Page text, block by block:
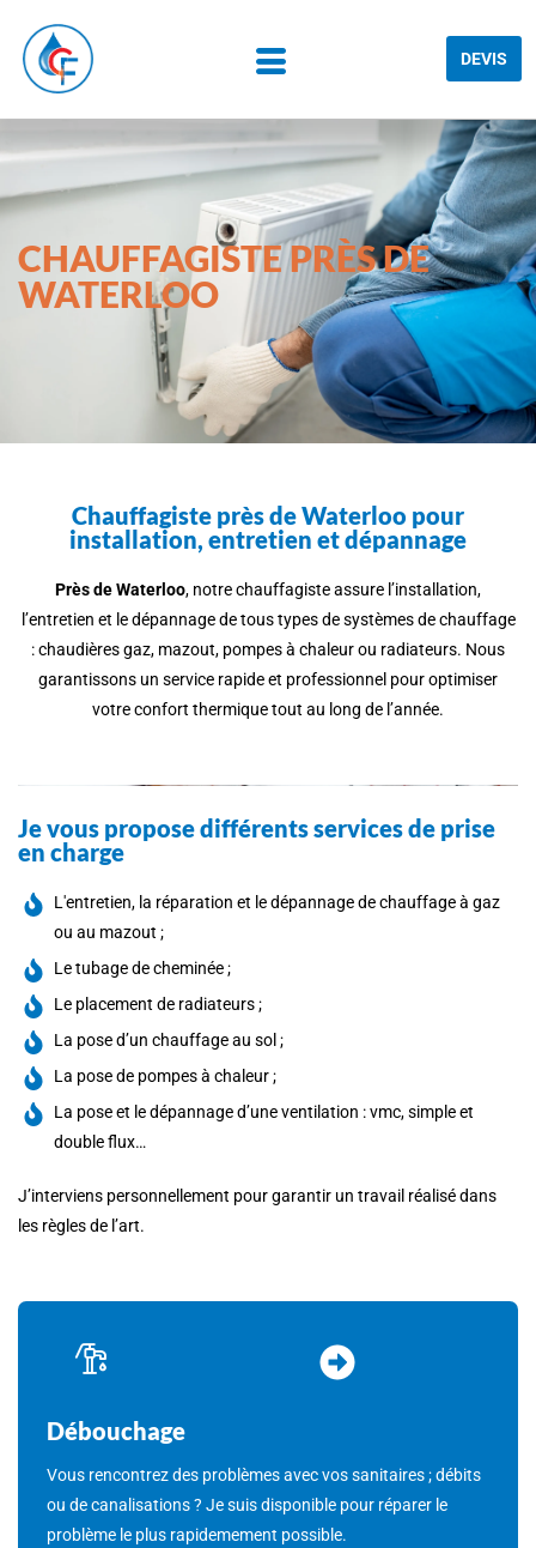
DEVIS
CHAUFFAGISTE PRÈS DE
WATERLOO
Chauffagiste près de Waterloo pour
installation, entretien et dépannage
Près de Waterloo, notre chauffagiste assure l’installation,
l’entretien et le dépannage de tous types de systèmes de chauffage
: chaudières gaz, mazout, pompes à chaleur ou radiateurs. Nous
garantissons un service rapide et professionnel pour optimiser
votre confort thermique tout au long de l’année.
Je vous propose différents services de prise
en charge
L'entretien, la réparation et le dépannage de chauffage à gaz
ou au mazout ;
Le tubage de cheminée ;
Le placement de radiateurs ;
La pose d’un chauffage au sol ;
La pose de pompes à chaleur ;
La pose et le dépannage d’une ventilation : vmc, simple et
double flux…
J’interviens personnellement pour garantir un travail réalisé dans
les règles de l’art.
Débouchage
Vous rencontrez des problèmes avec vos sanitaires ; débits
ou de canalisations ? Je suis disponible pour réparer le
problème le plus rapidemement possible.